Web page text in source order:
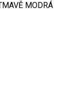
MODRÁ